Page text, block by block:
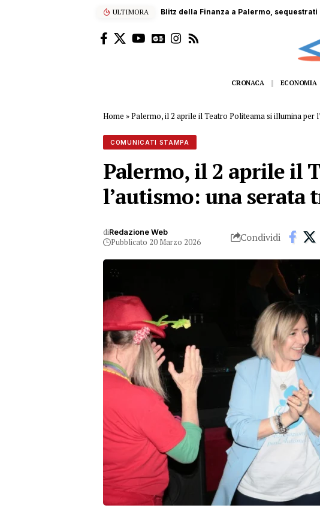
ULTIMORA Scalatore francese di 22 anni ferito a
CRONACA ECONOMIA
Home »Palermo, il 2 aprile il Teatro Politeama si illumina per
COMUNICATI STAMPA
Palermo, il 2 aprile il
l’autismo: una
diRedazione Web
Pubblicato 20 Marzo 2026 Condividi